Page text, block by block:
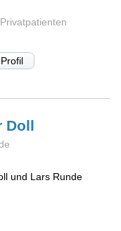
Privatpatienten
Doll
und Lars Runde